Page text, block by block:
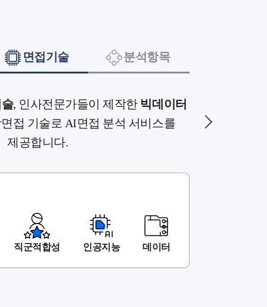
면접기술 분석항목
, 인사전문가들이 제작한 빅데이터
접 기술로 AI면접 분석 서비스를
제공합니다.
직군적합성 인공지능 데이터